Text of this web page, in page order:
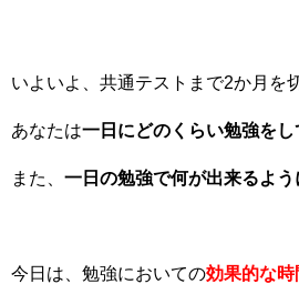
いよいよ、共通テストまで2か月を
あなたは一日にどのくらい勉強を
また、 一日の勉強で何が出来るよう
今日は、勉強においての効果的な